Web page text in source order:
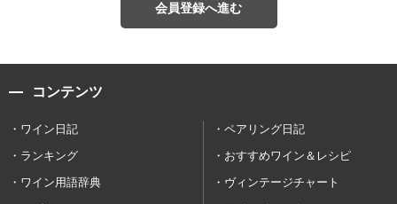
会員登録へ進む
コンテンツ
ワイン日記
ペアリング日記
ランキング
おすすめワイン＆レシピ
ワイン用語辞典
ヴィンテージチャート